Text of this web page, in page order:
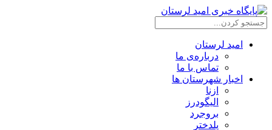
امید لرستان
درباره‌ی ما
تماس با ما
اخبار شهرستان ها
ازنا
الیگودرز
بروجرد
پلدختر